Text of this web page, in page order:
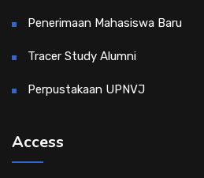
Penerimaan Mahasiswa Baru
Tracer Study Alumni
Perpustakaan UPNVJ
Access